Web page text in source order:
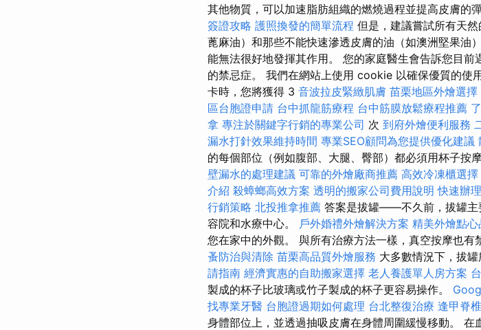
其他物質，可以加速脂肪組織的燃燒過程並提高皮膚的
簽證攻略 護照換發的簡單流程 但是，建議嘗試所有天然
蓖麻油）和那些不能快速滲透皮膚的油（如澳洲堅果油
能無法很好地發揮其作用。 您的家庭醫生會告訴您目
的禁忌症。 我們在網站上使用 cookie 以確保優質的
卡時，您將獲得 3 音波拉皮緊緻肌膚 苗栗地區外燴選擇
區台胞證申請 台中抓龍筋療程 台中筋膜放鬆療程推薦
拿 專注於關鍵字行銷的專業公司 次 到府外燴便利服務
漏水打針效果維持時間 專業SEO顧問為您提供優化建議
的每個部位（例如腹部、大腿、臀部）都必須用杯子按
壁漏水的處理建議 可靠的外燴廠商推薦 高效冷凍櫃選擇
介紹 殺蟑螂高效方案 透明的搬家公司費用說明 快速辦
行銷策略 北投推拿推薦 答案是拔罐——不久前，拔罐主
容院和水療中心。 戶外婚禮外燴解決方案 精美外燴點心
您在家中的外觀。 與所有治療方法一樣，真空按摩也有
蚤防治與清除 苗栗高品質外燴服務 大多數情況下，拔
請指南 經濟實惠的自助搬家選擇 老人養護單人房方案
製成的杯子比玻璃或竹子製成的杯子更容易操作。
找專業牙醫 台胞證過期如何處理 台北整復治療 逢甲脊
身體部位上，並透過抽吸皮膚在身體周圍緩慢移動。 在